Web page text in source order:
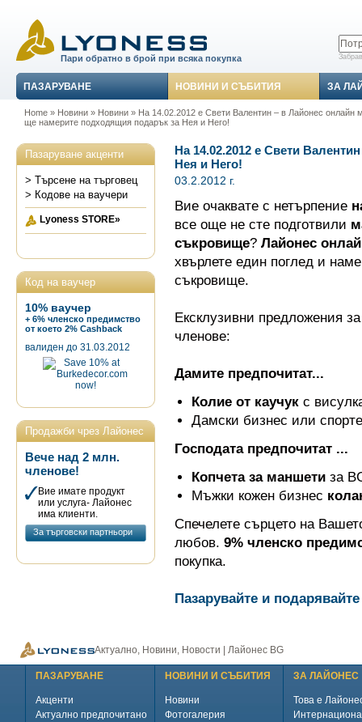
Пари обратно в брой при всяка покупка
ПАЗАРУВАНЕ НОВИНИ И СЪБИТИЯ ЗА
Home» Новини» Новини» На 14.02.2012 е Свети Валентин – в Лайонес онлайн
ще намерите подходящия подарък за Нея и Него!
Пазаруване акценти
> Търсене на търговец
> Кодове на ваучери
Lyoness STORE»
Код на ваучер
10% ваучер
+ 6% членско предимство
от което 2% Cashback
валиден до 31.03.2012
Продажби чрез Лайонес
Вече над 2 млн.
членове!
Вие имате продукт
или услуга- Лайонес
има клиенти.
За търговски партньори
На 14.02.2012 е Свети
Нея и Него!
03.2.2012 г.
Вие очаквате с нетърпение
все още не сте подготвили
съкровище? Лайонес
хвърлете един поглед и
съкровище.
Ексклузивни предложения
членове:
Дамите предпочитат...
Колие от каучук с
Дамски бизнес или
Господата предпочитат ...
Копчета за маншети за
Мъжки кожен бизнес
Спечелете сърцето на
любов. 9% членско
покупка.
Пазарувайте и
Актуално, Новини, Новости | Лайонес BG
ПАЗАРУВАНЕ
Акценти
Актуално предпочитано
НОВИНИ И СЪБИТИЯ
Новини
Фотогалерия
ЗА ЛАЙОНЕС
Това е